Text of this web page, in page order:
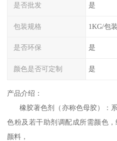
是否批发 是
包装规格 1KG/包装
是否环保 是
颜色是否可定制 是
产品介绍：
橡胶著色剂（亦称色母胶）：
色粉及若干助剂调配成所需颜色
颜料，